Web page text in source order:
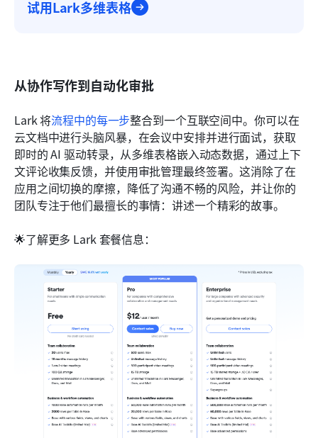
试用Lark多维表格
从协作写作到自动化审批
Lark 将流程中的每一步整合到一个互联空间中。你可以在
云文档中进行头脑风暴，在会议中安排并进行面试，获取
即时的 AI 驱动转录，从多维表格嵌入动态数据，通过上下
文评论收集反馈，并使用审批管理最终签署。这消除了在
应用之间切换的摩擦，降低了沟通不畅的风险，并让你的
团队专注于他们最擅长的事情：讲述一个精彩的故事。
🌟了解更多 Lark 套餐信息：